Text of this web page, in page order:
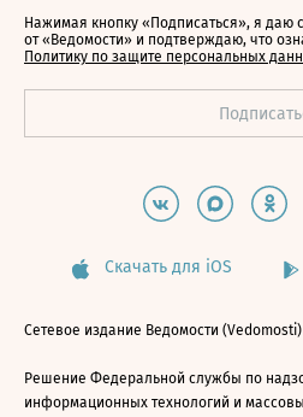
Нажимая кнопку «Подписаться», я даю
от «Ведомости» и подтверждаю, что
Политику по защите персональных
Скачать для iOS
Сетевое издание Ведомости (Vedomosti)
Решение Федеральной службы по
информационных технологий и